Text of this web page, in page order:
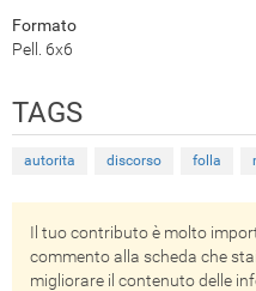
Formato
Pell. 6x6
TAGS
autorita discorso folla
Il tuo contributo è molto
commento alla scheda che
migliorare il contenuto delle